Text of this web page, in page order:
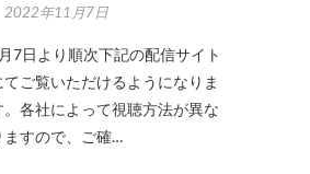
2022年11月7日
てご覧いただけるようになりま
。各社によって視聴方法が異な
ますので、ご確…